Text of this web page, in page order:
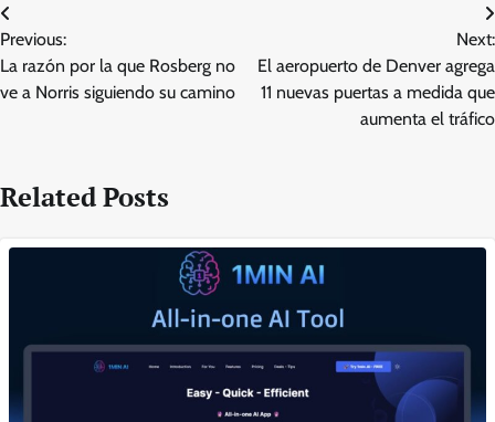
Post
navigation
Previous:
La razón por la que Rosberg no
ve a Norris siguiendo su camino
Next:
El aeropuerto de Denver agrega
11 nuevas puertas a medida que
aumenta el tráfico
Related Posts